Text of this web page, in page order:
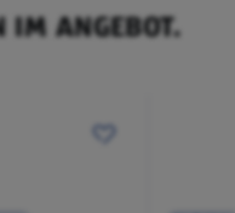
IM ANGEBOT.